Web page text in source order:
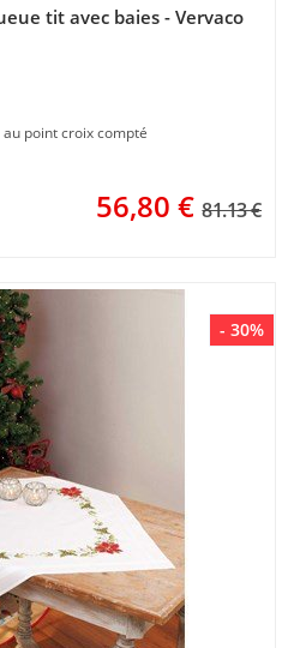
tit avec baies - Vervaco
point croix compté
56,80 € 81.13 €
- 30%